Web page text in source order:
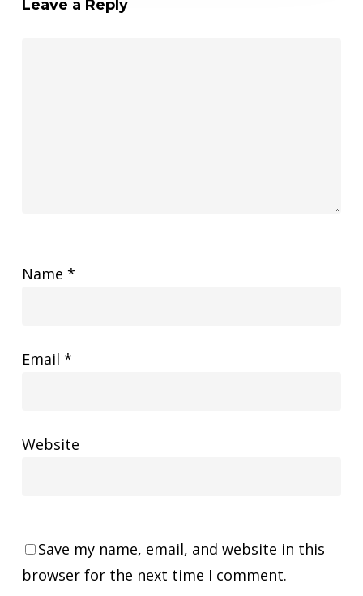
Leave a Reply
Name *
Email *
Website
Save my name, email, and website in this
browser for the next time I comment.